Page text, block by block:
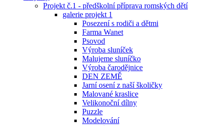
Projekt č.1 - předškolní příprava romských dětí
galerie projekt 1
Posezení s rodiči a dětmi
Farma Wanet
Psovod
Výroba sluníček
Malujeme sluníčko
Výroba čarodějnice
DEN ZEMĚ
Jarní osení z naší školičky
Malované kraslice
Velikonoční dílny
Puzzle
Modelování